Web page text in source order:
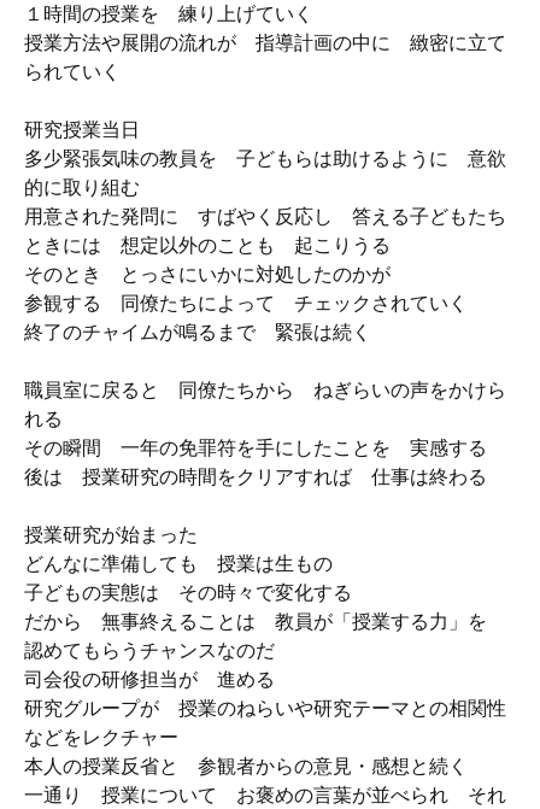
１時間の授業を 練り上げていく
授業方法や展開の流れが 指導計画の中に 緻密に立て
られていく
研究授業当日
多少緊張気味の教員を 子どもらは助けるように 意欲
的に取り組む
用意された発問に すばやく反応し 答える子どもたち
ときには 想定以外のことも 起こりうる
そのとき とっさにいかに対処したのかが
参観する 同僚たちによって チェックされていく
終了のチャイムが鳴るまで 緊張は続く
職員室に戻ると 同僚たちから ねぎらいの声をかけら
れる
その瞬間 一年の免罪符を手にしたことを 実感する
後は 授業研究の時間をクリアすれば 仕事は終わる
授業研究が始まった
どんなに準備しても 授業は生もの
子どもの実態は その時々で変化する
だから 無事終えることは 教員が「授業する力」を
認めてもらうチャンスなのだ
司会役の研修担当が 進める
研究グループが 授業のねらいや研究テーマとの相関性
などをレクチャー
本人の授業反省と 参観者からの意見・感想と続く
一通り 授業について お褒めの言葉が並べられ それ